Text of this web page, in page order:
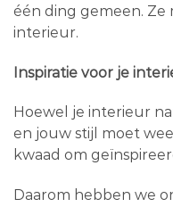
één ding gemeen. Ze
interieur.
Inspiratie voor je
Hoewel je interieur
en jouw stijl moet
kwaad om
Daarom hebben we